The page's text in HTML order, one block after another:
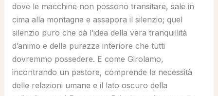
dove le macchine non possono transitare, sale in
cima alla montagna e assapora il silenzio; quel
silenzio puro che dà l’idea della vera tranquillità
d’animo e della purezza interiore che tutti
dovremmo possedere. E come Girolamo,
incontrando un pastore, comprende la necessità
delle relazioni umane e il lato oscuro della